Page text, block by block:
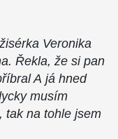
Veronika
Řekla, že si pan
A já hned
musím
tak na tohle jsem